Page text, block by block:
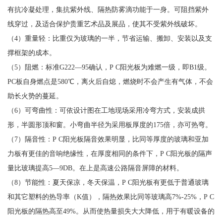
有抗冷凝处理，集抗紫外线、隔热防雾滴功能于一身。可阻挡紫外
线穿过，及适合保护贵重艺术品及展品，使其不受紫外线破坏。
（4）重量轻：比重仅为玻璃的一半，节省运输、搬卸、安装以及支
撑框架的成本。
（5）阻燃：标准G222—95确认，P C阳光板为难燃一级，即B1级。
PC板自身燃点是580℃，离火后自熄，燃烧时不会产生有气体，不会
助长火势的蔓延。
（6）可弯曲性：可依设计图在工地现场采用冷弯方式，安装成拱
形，半圆形顶和窗。小弯曲半径为采用板厚度的175倍，亦可热弯。
（7）隔音性：P C阳光板隔音效果明显，比同等厚度的玻璃和亚加
力板有更佳的音响绝缘性，在厚度相同的条件下，P C阳光板的隔声
量比玻璃提高5—9DB。在上是高速公路隔音屏障的材料。
（8）节能性：夏天保凉，冬天保温，P C阳光板有更低于普通玻璃
和其它塑料的热导率（K值），隔热效果比同等玻璃高7%-25%，P C
阳光板的隔热高至49%。从而使热量损失大大降低，用于有暖设备的